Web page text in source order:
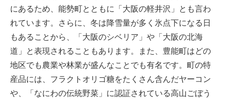
にあるため、能勢町とともに「大阪の軽井沢」とも言わ
れています。さらに、冬は降雪量が多く氷点下になる日
もあることから、「大阪のシベリア」や「大阪の北海
道」と表現されることもあります。また、豊能町はどの
地区でも農業や林業が盛んなことでも有名です。町の特
産品には、フラクトオリゴ糖をたくさん含んだヤーコン
や、「なにわの伝統野菜」に認証されている高山ごぼう